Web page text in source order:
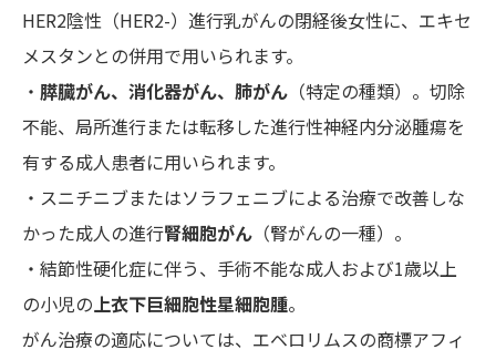
HER2陰性（HER2-）進行乳がんの閉経後女性に、エキセ
メスタンとの併用で用いられます。
・ 膵臓がん、消化器がん、肺がん （特定の種類）。切除
不能、局所進行または転移した進行性神経内分泌腫瘍を
有する成人患者に用いられます。
・スニチニブまたはソラフェニブによる治療で改善しな
かった成人の進行腎細胞がん （腎がんの一種）。
・結節性硬化症に伴う、手術不能な成人および1歳以上
の小児の上衣下巨細胞性星細胞腫。
がん治療の適応については、エベロリムスの商標アフィ